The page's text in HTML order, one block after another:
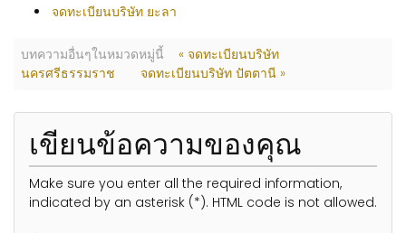
จดทะเบียนบริษัท ยะลา
บทความอื่นๆในหมวดหมู่นี้
« จดทะเบียนบริษัท
นครศรีธรรมราช
จดทะเบียนบริษัท ปัตตานี »
เขียนข้อความของคุณ
Make sure you enter all the required information,
indicated by an asterisk (*). HTML code is not allowed.